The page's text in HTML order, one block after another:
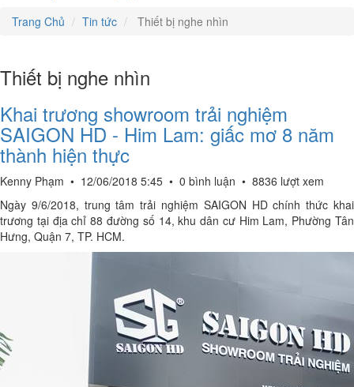
Trang Chủ
Tin tức Thiết bị nghe nhìn
Thiết bị nghe nhìn
Khai trương showroom trải nghiệm
SAIGON HD - Him Lam: giấc mơ 8 năm
thành hiện thực
Kenny Phạm • 12/06/2018 5:45 • 0 bình luận • 8836 lượt xem
Ngày 9/6/2018, trung tâm trải nghiệm SAIGON HD chính thức khai
trương tại địa chỉ 88 đường số 14, khu dân cư Him Lam, Phường Tân
Hưng, Quận 7, TP. HCM.